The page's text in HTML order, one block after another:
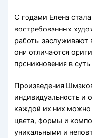
С годами Елена
востребованных
работы заслуживают
они отличаются
проникновения в
Произведения
индивидуальность и
каждой их них
цвета, формы и
уникальными и